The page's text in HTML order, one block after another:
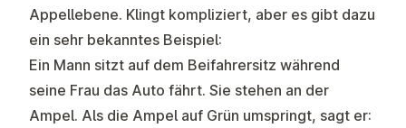
Appellebene. Klingt kompliziert, aber es gibt dazu
ein sehr bekanntes Beispiel:
Ein Mann sitzt auf dem Beifahrersitz während
seine Frau das Auto fährt. Sie stehen an der
Ampel. Als die Ampel auf Grün umspringt, sagt er: